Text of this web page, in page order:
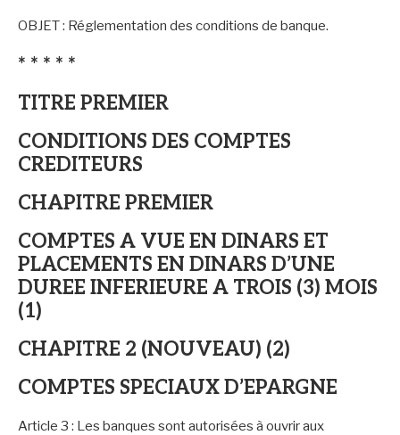
OBJET : Réglementation des conditions de banque.
* * * * *
TITRE PREMIER
CONDITIONS DES COMPTES
CREDITEURS
CHAPITRE PREMIER
COMPTES A VUE EN DINARS ET
PLACEMENTS EN DINARS D’UNE
DUREE INFERIEURE A TROIS (3) MOIS
(1)
CHAPITRE 2 (NOUVEAU) (2)
COMPTES SPECIAUX D’EPARGNE
Article 3 : Les banques sont autorisées à ouvrir aux